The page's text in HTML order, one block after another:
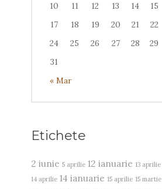
« Mar
10
11 12 13 14 15
17
18 19 20 21 22
24
25 26 27 28 29
31
Etichete
2 iunie 5 aprilie 12 ianuarie 13 aprilie
14 aprilie 14 ianuarie 15 aprilie 15 martie